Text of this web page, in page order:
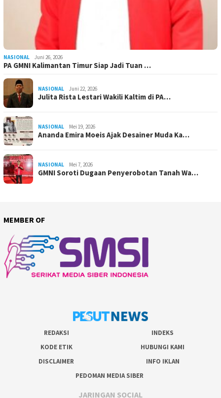
NASIONAL Juni 26, 2026
PA GMNI Kalimantan Timur Siap Jadi Tuan …
NASIONAL Juni 22, 2026
Julita Rista Lestari Wakili Kaltim di PA…
NASIONAL Mei 19, 2026
Ananda Emira Moeis Ajak Desainer Muda Ka…
NASIONAL Mei 7, 2026
GMNI Soroti Dugaan Penyerobotan Tanah Wa…
MEMBER OF
REDAKSI
INDEKS
KODE ETIK
HUBUNGI KAMI
DISCLAIMER
INFO IKLAN
PEDOMAN MEDIA SIBER
JARINGAN SOCIAL